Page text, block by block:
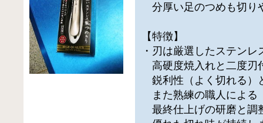
分厚い足のつめも切り
【特徴】
・刃は厳選したステン
高硬度焼入れと二度刃
鋭利性（よく切れる）
また熟練の職人による
最終仕上げの研磨と調